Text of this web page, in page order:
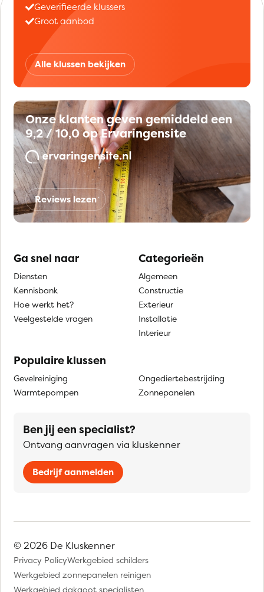
Geverifieerde klussers
Groot aanbod
Alle klussen bekijken
Onze klanten geven gemiddeld een
9,2 / 10,0 op Ervaringensite
Reviews lezen
Ga snel naar
Diensten
Kennisbank
Hoe werkt het?
Veelgestelde vragen
Categorieën
Algemeen
Constructie
Exterieur
Installatie
Interieur
Populaire klussen
Gevelreiniging
Warmtepompen
Ongediertebestrijding
Zonnepanelen
Ben jij een specialist?
Ontvang aanvragen via kluskenner
Bedrijf aanmelden
© 2026 De Kluskenner
Privacy PolicyWerkgebied schilders
Werkgebied zonnepanelen reinigen
Werkgebied dakgoot specialisten